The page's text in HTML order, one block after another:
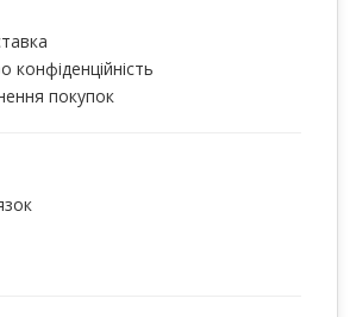
покупок